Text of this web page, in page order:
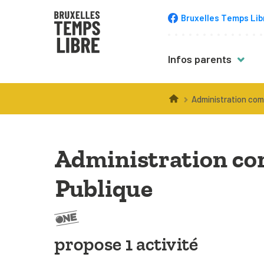
Bruxelles Temps
Infos parents
Équipement
Administration
Administration
Publique
propose 1 activité